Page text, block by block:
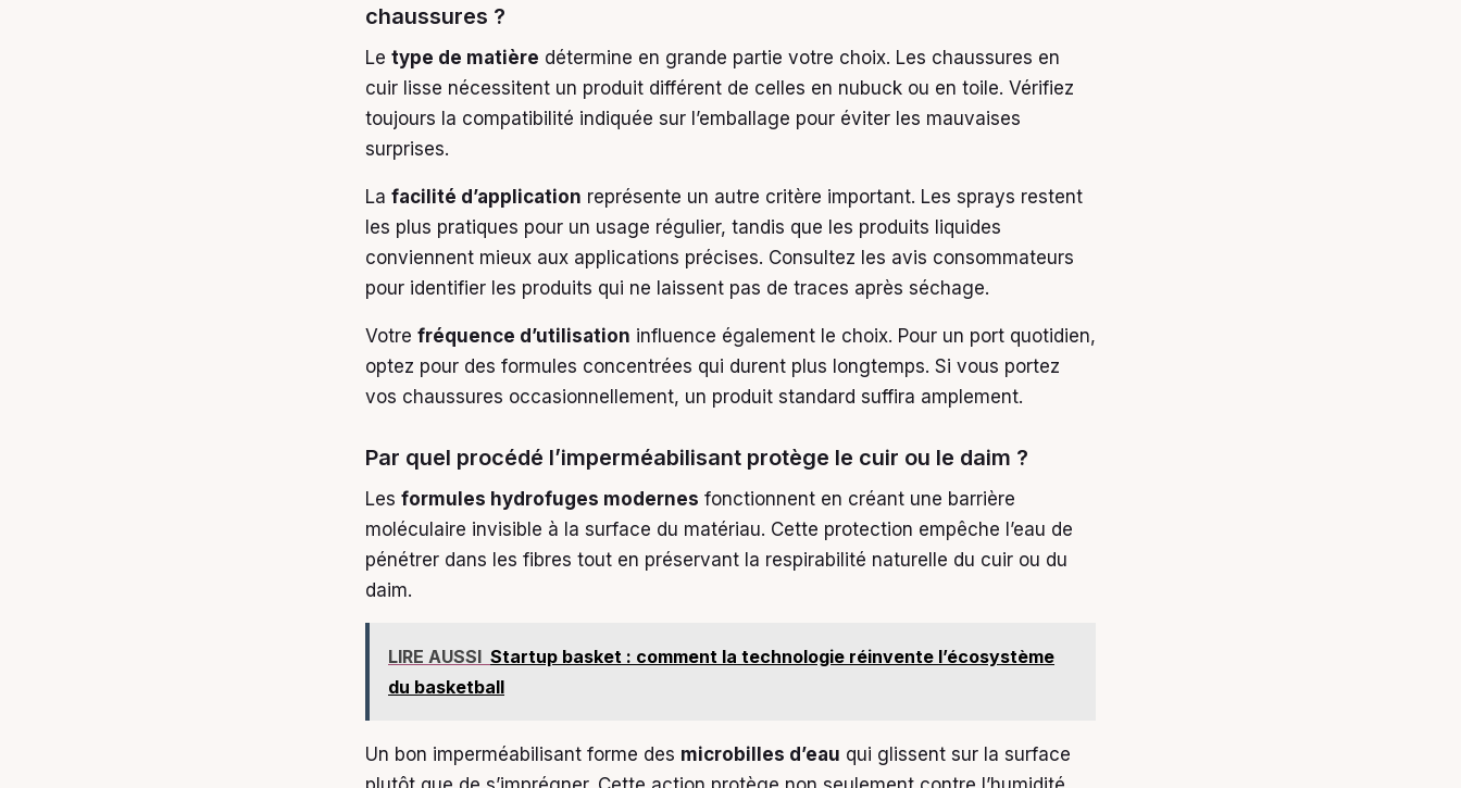
chaussures ?
Le type de matière détermine en grande partie votre choix. Les chaussures en
cuir lisse nécessitent un produit différent de celles en nubuck ou en toile. Vérifiez
toujours la compatibilité indiquée sur l’emballage pour éviter les mauvaises
surprises.
La facilité d’application représente un autre critère important. Les sprays restent
les plus pratiques pour un usage régulier, tandis que les produits liquides
conviennent mieux aux applications précises. Consultez les avis consommateurs
pour identifier les produits qui ne laissent pas de traces après séchage.
Votre fréquence d’utilisation influence également le choix. Pour un port quotidien,
optez pour des formules concentrées qui durent plus longtemps. Si vous portez
vos chaussures occasionnellement, un produit standard suffira amplement.
Par quel procédé l’imperméabilisant protège le cuir ou le daim ?
Les formules hydrofuges modernes fonctionnent en créant une barrière
moléculaire invisible à la surface du matériau. Cette protection empêche l’eau de
pénétrer dans les fibres tout en préservant la respirabilité naturelle du cuir ou du
daim.
LIRE AUSSI Startup basket : comment la technologie réinvente l’écosystème
du basketball
Un bon imperméabilisant forme des microbilles d’eau qui glissent sur la surface